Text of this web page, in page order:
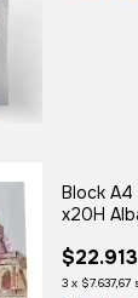
Block A4
x20H
3 x $7.637,67